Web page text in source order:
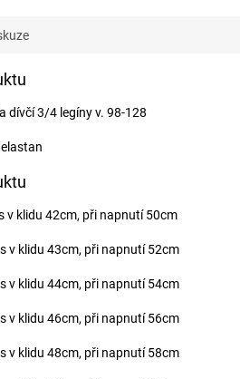
dívčí 3/4 legíny v. 98-128
elastan
v klidu 42cm, při napnutí 50cm
v klidu 43cm, při napnutí 52cm
v klidu 44cm, při napnutí 54cm
v klidu 46cm, při napnutí 56cm
v klidu 48cm, při napnutí 58cm